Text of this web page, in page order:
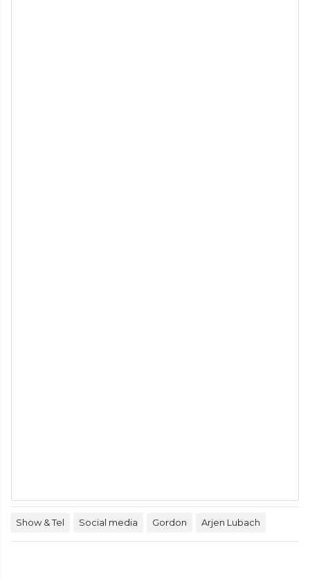
Show & Tel Social media Gordon Arjen Lubach